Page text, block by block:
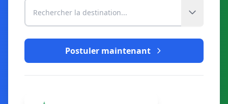
Postuler maintenant